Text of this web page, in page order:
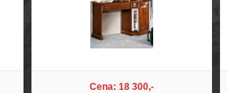
Cena: 18 300,-